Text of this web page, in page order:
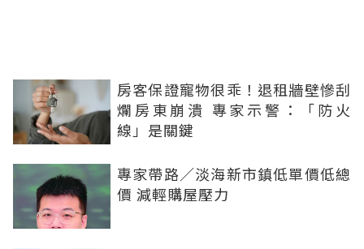
房客保證寵物很乖！退租牆壁慘刮
爛房東崩潰 專家示警：「防火
線」是關鍵
專家帶路／淡海新市鎮低單價低總
價 減輕購屋壓力